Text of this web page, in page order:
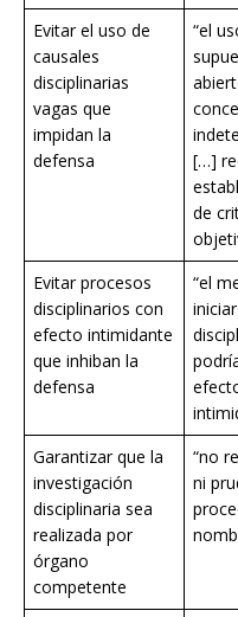
Evitar el uso de
causales
disciplinarias
vagas que
impidan la
defensa
“el
[…]
de
Evitar procesos
disciplinarios con
efecto intimidante
que inhiban la
defensa
“el
Garantizar que la
investigación
disciplinaria sea
realizada por
órgano
competente
“no
ni